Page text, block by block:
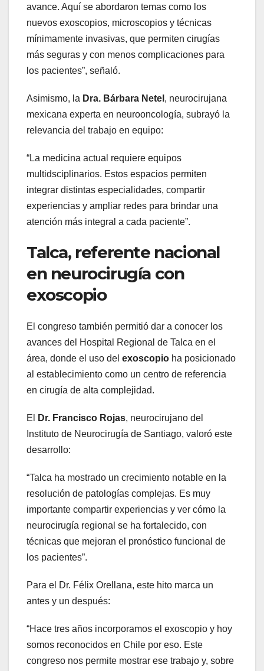
avance. Aquí se abordaron temas como los
nuevos exoscopios, microscopios y técnicas
mínimamente invasivas, que permiten cirugías
más seguras y con menos complicaciones para
los pacientes”, señaló.
Asimismo, la Dra. Bárbara Netel , neurocirujana
mexicana experta en neurooncología, subrayó la
relevancia del trabajo en equipo:
“La medicina actual requiere equipos
multidsciplinarios. Estos espacios permiten
integrar distintas especialidades, compartir
experiencias y ampliar redes para brindar una
atención más integral a cada paciente”.
Talca, referente nacional
en neurocirugía con
exoscopio
El congreso también permitió dar a conocer los
avances del Hospital Regional de Talca en el
área, donde el uso del exoscopio ha posicionado
al establecimiento como un centro de referencia
en cirugía de alta complejidad.
El Dr. Francisco Rojas, neurocirujano del
Instituto de Neurocirugía de Santiago, valoró este
desarrollo:
“Talca ha mostrado un crecimiento notable en la
resolución de patologías complejas. Es muy
importante compartir experiencias y ver cómo la
neurocirugía regional se ha fortalecido, con
técnicas que mejoran el pronóstico funcional de
los pacientes”.
Para el Dr. Félix Orellana, este hito marca un
antes y un después:
“Hace tres años incorporamos el exoscopio y hoy
somos reconocidos en Chile por eso. Este
congreso nos permite mostrar ese trabajo y, sobre